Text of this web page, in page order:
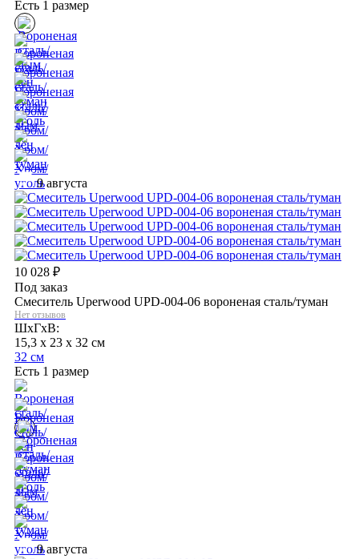
Есть 1 размер
9 августа
10 028 ₽
Под заказ
Смеситель Uperwood UPD-004-06 вороненая сталь/туман
Нет отзывов
ШхГхВ:
15,3 x 23 x 32 см
32 см
Есть 1 размер
9 августа